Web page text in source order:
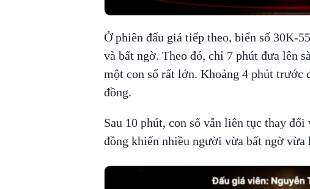
Ở phiên đấu giá tiếp theo, biển số 30K-
và bất ngờ. Theo đó, chỉ 7 phút đưa lên
một con số rất lớn. Khoảng 4 phút trước
đồng.
Sau 10 phút, con số vẫn liên tục thay
đồng khiến nhiều người vừa bất ngờ vừa